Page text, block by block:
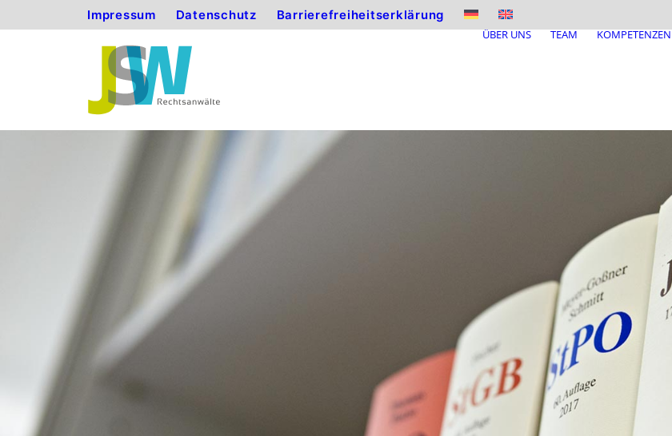
Impressum Datenschutz Barrierefreiheitserklärung
ÜBER UNS TEAM KOMPETENZEN